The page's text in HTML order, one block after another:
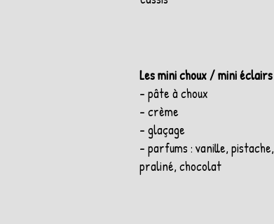
Les mini choux / mini éclairs
- pâte à choux
- crème
- glaçage
- parfums : vanille, pistache,
praliné, chocolat